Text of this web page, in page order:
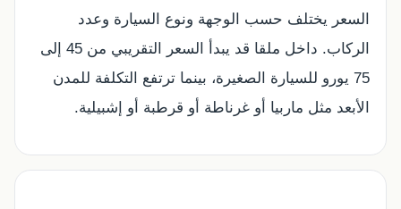
السعر يختلف حسب الوجهة ونوع السيارة وعدد
الركاب. داخل ملقا قد يبدأ السعر التقريبي من 45 إلى
75 يورو للسيارة الصغيرة، بينما ترتفع التكلفة للمدن
الأبعد مثل ماربيا أو غرناطة أو قرطبة أو إشبيلية.